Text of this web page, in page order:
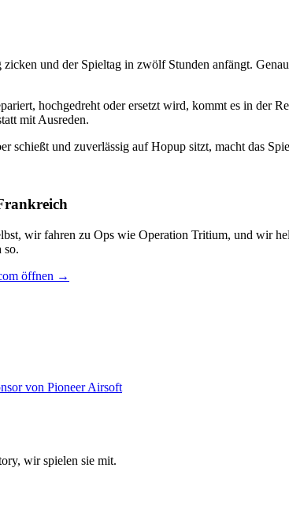
und der Spieltag in zwölf Stunden anfängt.
hochgedreht oder ersetzt wird, kommt es in der
mit Ausreden.
schießt und zuverlässig auf Hopup sitzt, macht das
wir fahren zu Ops wie Operation Tritium, und wir
so.
öffnen →
wir spielen sie mit.